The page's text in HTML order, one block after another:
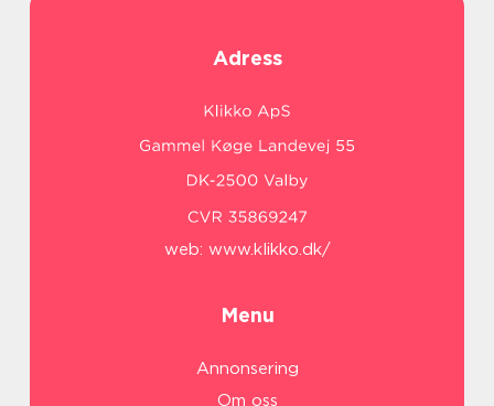
Adress
web: www.klikko.dk/
Menu
Annonsering
Om oss